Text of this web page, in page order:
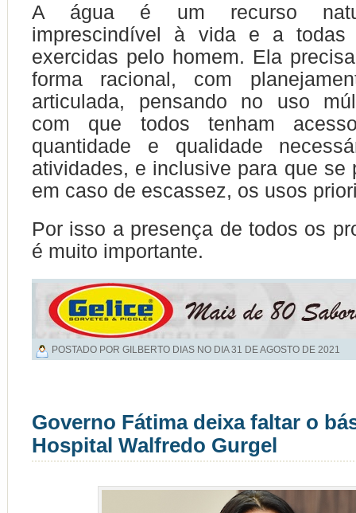
A água é um recurso
imprescindível à vida e a todas
exercidas pelo homem. Ela
forma racional, com
articulada, pensando no uso
com que todos tenham
quantidade e qualidade
atividades, e inclusive para que se
em caso de escassez, os usos
Por isso a presença de todos os
é muito importante.
POSTADO POR GILBERTO DIAS NO DIA31 DE AGOSTO DE 2021
Governo Fátima deixa faltar o
Hospital Walfredo Gurgel